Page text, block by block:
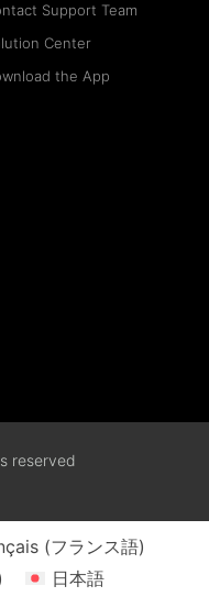
Support Team
Center
the App
reserved
(フランス語)
日本語